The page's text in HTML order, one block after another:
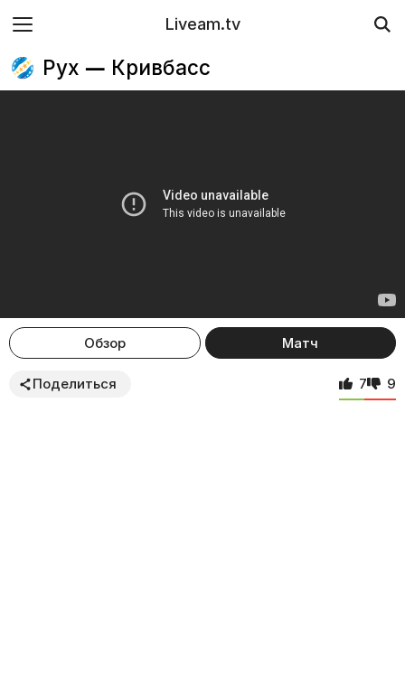
Liveam.tv
Рух — Кривбасс
Обзор Матч
Поделиться 7 9